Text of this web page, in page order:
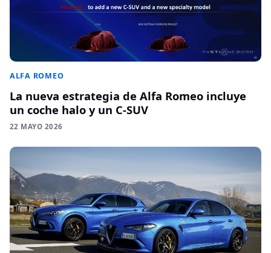
ALFA ROMEO
La nueva estrategia de Alfa Romeo incluye
un coche halo y un C-SUV
22 MAYO 2026